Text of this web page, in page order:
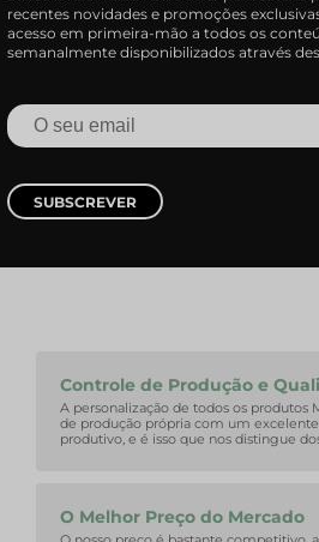
recentes novidades e promoções
acesso em primeira-mão a todos os
semanalmente disponibilizados através
SUBSCREVER
Controle de Produção e
A personalização de todos os produtos
de produção própria com um
produtivo, e é isso que nos distingue
O Melhor Preço do Mercado